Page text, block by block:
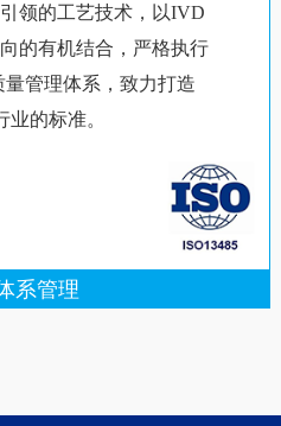
领的工艺技术，以IVD
的有机结合，严格执行
量管理体系，致力打造
的标准。
系管理